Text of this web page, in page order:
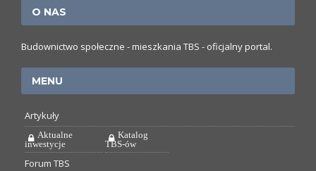
O NAS
Budownictwo społeczne - mieszkania TBS - oficjalny portal.
MENU
Artykuły
Aktualne
inwestycje
Katalog
TBS-ów
Forum TBS